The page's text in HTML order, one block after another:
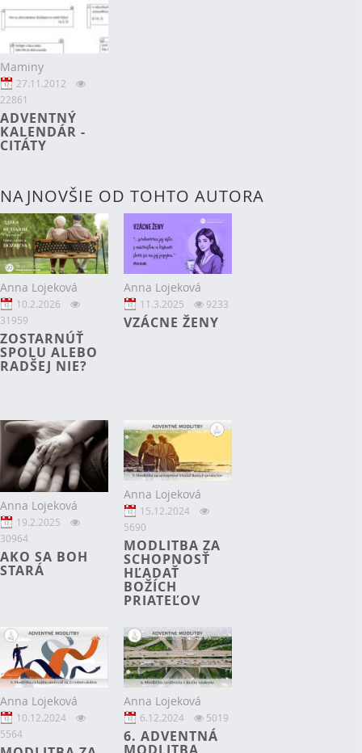
Maminy
27.11.2012
22861
ADVENTNÝ
KALENDÁR -
CITÁTY
NAJNOVŠIE OD TOHTO AUTORA
Anna Lojeková
10.2.2026
31959
ZOSTARNÚŤ
SPOLU ALEBO
RADŠEJ NIE?
Anna Lojeková
11.3.2025 9233
VZÁCNE ŽENY
Anna Lojeková
19.2.2025
30964
AKO SA BOH
STARÁ
Anna Lojeková
15.12.2024
5690
MODLITBA ZA
SCHOPNOSŤ
HĽADAŤ
BOŽÍCH
PRIATEĽOV
Anna Lojeková
10.12.2024
5564
Anna Lojeková
6.12.2024 5019
6. ADVENTNÁ
MODLITBA